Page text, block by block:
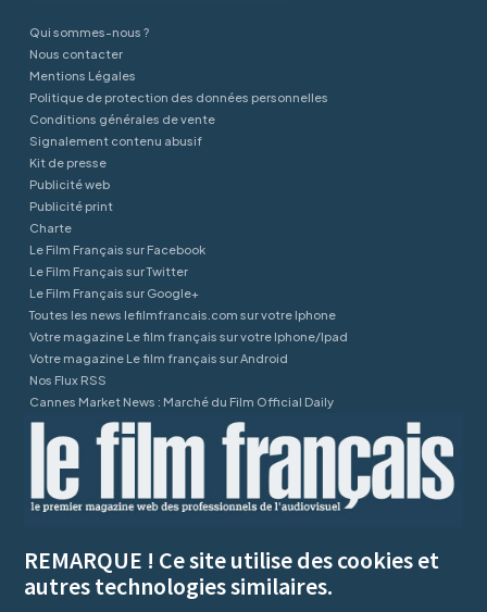
Qui sommes-nous ?
Nous contacter
Mentions Légales
Politique de protection des données personnelles
Conditions générales de vente
Signalement contenu abusif
Kit de presse
Publicité web
Publicité print
Charte
Le Film Français sur Facebook
Le Film Français sur Twitter
Le Film Français sur Google+
Toutes les news lefilmfrancais.com sur votre Iphone
Votre magazine Le film français sur votre Iphone/Ipad
Votre magazine Le film français sur Android
Nos Flux RSS
Cannes Market News : Marché du Film Official Daily
REMARQUE ! Ce site utilise des cookies et
autres technologies similaires.